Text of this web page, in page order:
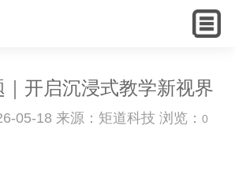
English
开启沉浸式教学新视界
05-18 来源：矩道科技 浏览： 0